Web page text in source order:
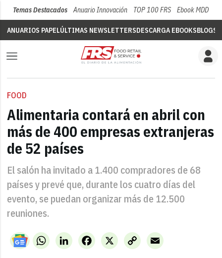
Temas Destacados Anuario Innovación TOP 100 FRS Ebook MDD
ANUARIOS PAPELÚLTIMAS NEWSLETTERSDESCARGA EBOOKSBLOGS
FOOD
Alimentaria contará en abril con
más de 400 empresas extranjeras
de 52 países
El salón ha invitado a 1.400 compradores de 68
países y prevé que, durante los cuatro días del
evento, se puedan organizar más de 12.500
reuniones.
WhatsAppLinkedIn X
Facebook
Copy
Link
Email